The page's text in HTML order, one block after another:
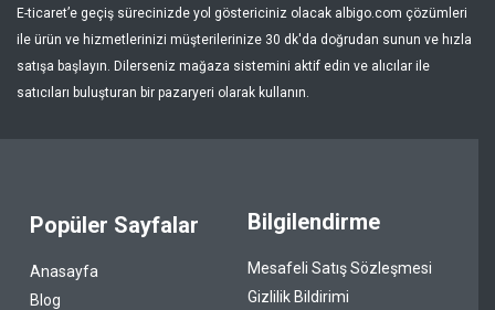
E-ticaret’e geçiş sürecinizde yol göstericiniz olacak albigo.com çözümleri
ile ürün ve hizmetlerinizi müşterilerinize 30 dk'da doğrudan sunun ve hızla
satışa başlayın. Dilerseniz mağaza sistemini aktif edin ve alıcılar ile
satıcıları buluşturan bir pazaryeri olarak kullanın.
Popüler Sayfalar
Anasayfa
Blog
Bilgilendirme
Mesafeli Satış Sözleşmesi
Gizlilik Bildirimi